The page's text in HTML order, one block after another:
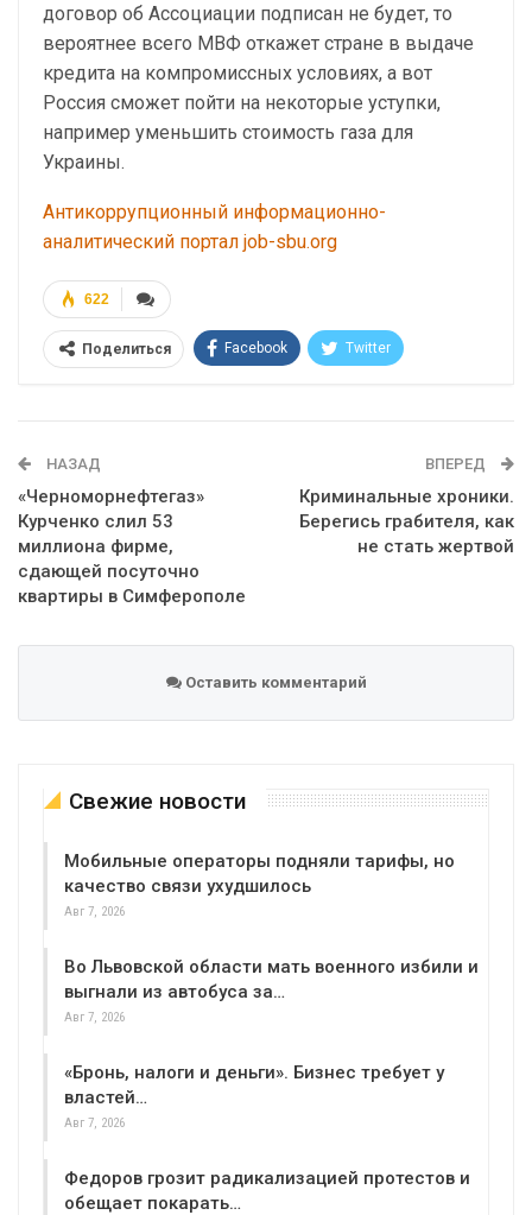
договор об Ассоциации подписан не будет, то
вероятнее всего МВФ откажет стране в выдаче
кредита на компромиссных условиях, а вот
Россия сможет пойти на некоторые уступки,
например уменьшить стоимость газа для
Украины.
Антикоррупционный информационно-
аналитический портал job-sbu.org
622
Поделиться Facebook Twitter
НАЗАД
«Черноморнефтегаз»
Курченко слил 53
миллиона фирме,
сдающей посуточно
квартиры в Симферополе
ВПЕРЕД
Криминальные хроники.
Берегись грабителя, как
не стать жертвой
Оставить комментарий
Свежие новости
Мобильные операторы подняли тарифы, но
качество связи ухудшилось
Авг 7, 2026
Во Львовской области мать военного избили и
выгнали из автобуса за…
Авг 7, 2026
«Бронь, налоги и деньги». Бизнес требует у
властей…
Авг 7, 2026
Федоров грозит радикализацией протестов и
обещает покарать…